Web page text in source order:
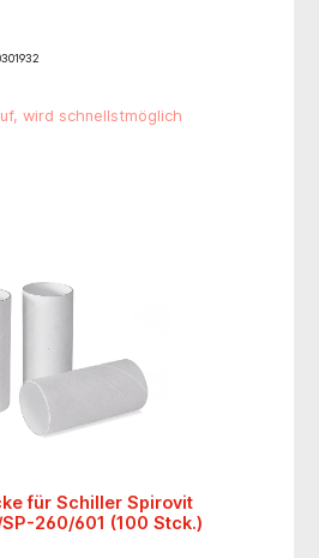
wird schnellstmöglich
für Schiller Spirovit
260/601 (100 Stck.)